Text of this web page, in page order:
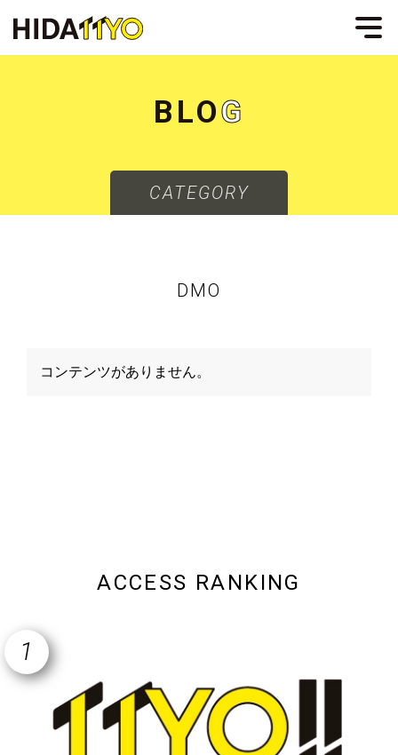
BLOG
CATEGORY
DMO
コンテンツがありません。
ACCESS RANKING